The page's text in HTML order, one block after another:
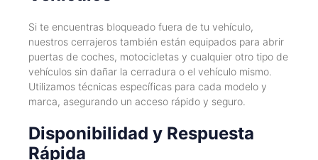
Si te encuentras bloqueado fuera de tu vehículo,
nuestros cerrajeros también están equipados para abrir
puertas de coches, motocicletas y cualquier otro tipo de
vehículos sin dañar la cerradura o el vehículo mismo.
Utilizamos técnicas específicas para cada modelo y
marca, asegurando un acceso rápido y seguro.
Disponibilidad y Respuesta
Rápida